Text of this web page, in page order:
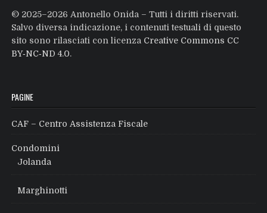
© 2025–2026 Antonello Onida – Tutti i diritti riservati.
Salvo diversa indicazione, i contenuti testuali di questo
sito sono rilasciati con licenza Creative Commons CC
BY‑NC‑ND 4.0.
PAGINE
CAF – Centro Assistenza Fiscale
Condomini
Jolanda
Marghinotti